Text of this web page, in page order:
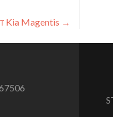
Kia Magentis →